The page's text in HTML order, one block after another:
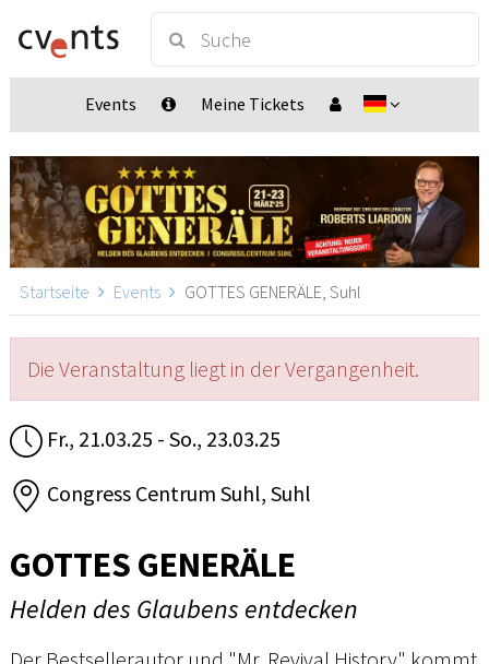
Events Meine Tickets
Startseite Events GOTTES GENERÄLE, Suhl
Die Veranstaltung liegt in der Vergangenheit.
Fr., 21.03.25 - So., 23.03.25
Congress Centrum Suhl, Suhl
GOTTES GENERÄLE
Helden des Glaubens entdecken